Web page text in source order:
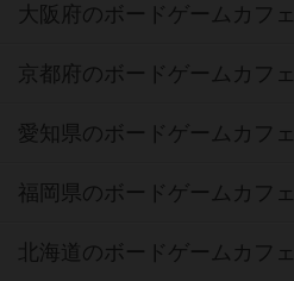
大阪府のボードゲームカフェ
京都府のボードゲームカフェ
愛知県のボードゲームカフェ
福岡県のボードゲームカフェ
北海道のボードゲームカフェ